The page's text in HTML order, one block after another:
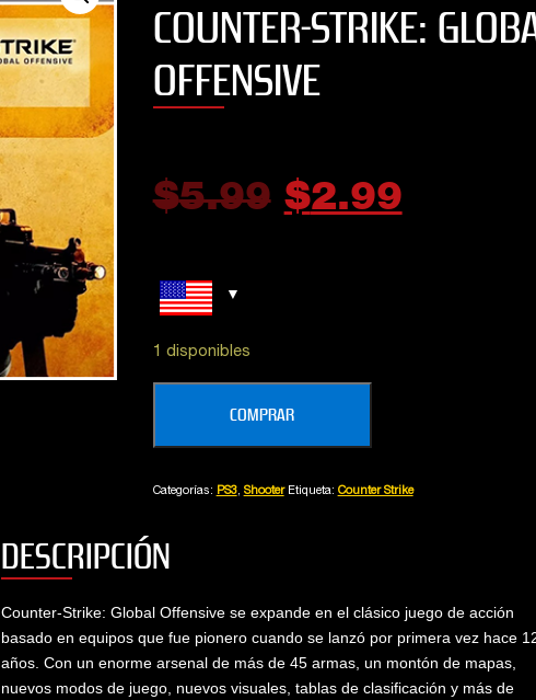
COUNTER-STRIKE:
OFFENSIVE
$5.99 $2.99
1 disponibles
Global
cantidad
COMPRAR
Categorías: PS3, Shooter Etiqueta: Counter Strike
DESCRIPCIÓN
Counter-Strike: Global Offensive se expande en el clásico juego de acción
basado en equipos que fue pionero cuando se lanzó por primera vez hace
años. Con un enorme arsenal de más de 45 armas, un montón de mapas,
nuevos modos de juego, nuevos visuales, tablas de clasificación y más de
5out of 5
Buen juego para relajarse